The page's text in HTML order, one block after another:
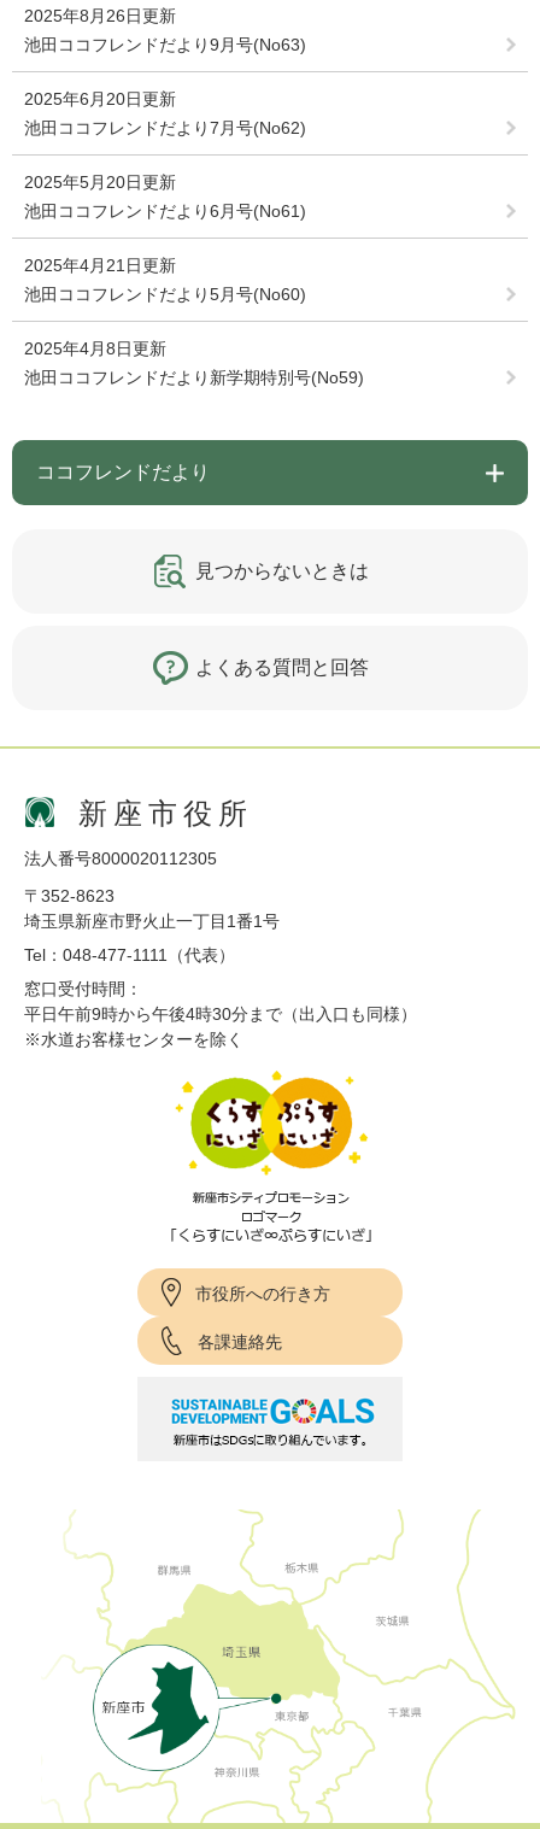
2025年8月26日更新
池田ココフレンドだより9月号(No63)
2025年6月20日更新
池田ココフレンドだより7月号(No62)
2025年5月20日更新
池田ココフレンドだより6月号(No61)
2025年4月21日更新
池田ココフレンドだより5月号(No60)
2025年4月8日更新
池田ココフレンドだより新学期特別号(No59)
ココフレンドだより
見つからないときは
よくある質問と回答
新座市役所
法人番号8000020112305
〒352-8623
埼玉県新座市野火止一丁目1番1号
Tel：048-477-1111（代表）
窓口受付時間：
平日午前9時から午後4時30分まで（出入口も同様）
※水道お客様センターを除く
市役所への行き方
各課連絡先